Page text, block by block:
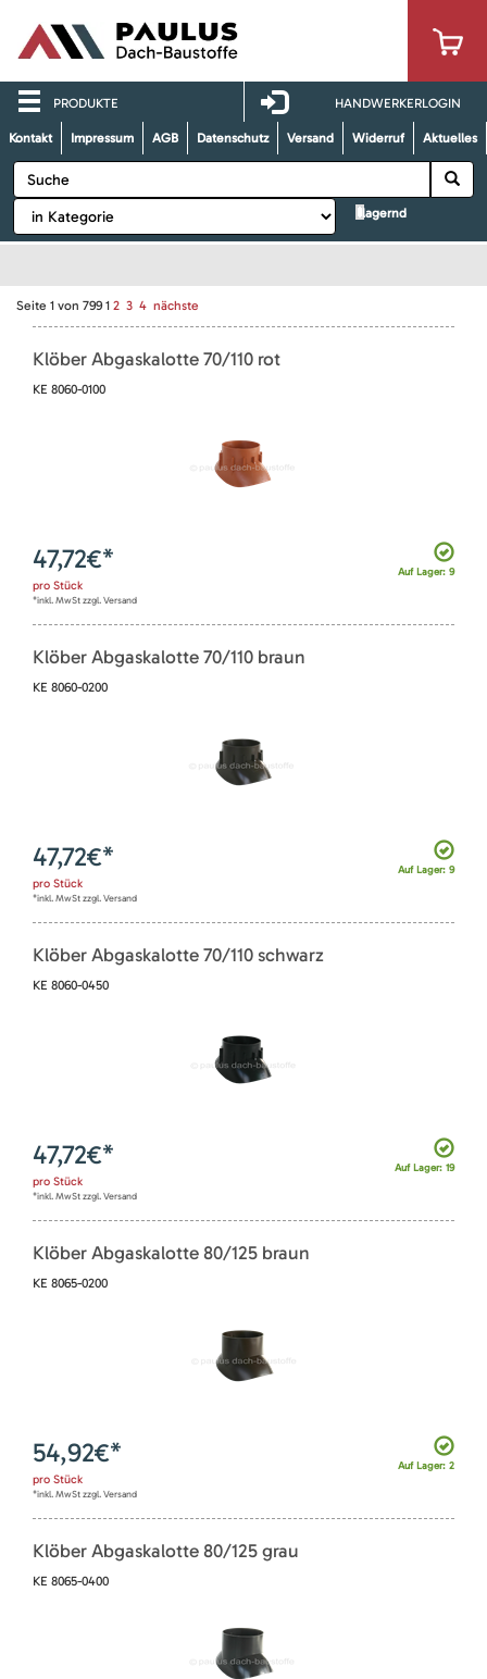
PRODUKTE HANDWERKERLOGIN
Kontakt Impressum AGB Datenschutz Versand Widerruf Aktuelles
lagernd
Seite 1 von 799 1 2 3 4 nächste
Klöber Abgaskalotte 70/110 rot
KE 8060-0100
Auf Lager: 9
47,72€*
pro Stück
*inkl. MwSt zzgl. Versand
Klöber Abgaskalotte 70/110 braun
KE 8060-0200
Auf Lager: 9
47,72€*
pro Stück
*inkl. MwSt zzgl. Versand
Klöber Abgaskalotte 70/110 schwarz
KE 8060-0450
Auf Lager: 19
47,72€*
pro Stück
*inkl. MwSt zzgl. Versand
Klöber Abgaskalotte 80/125 braun
KE 8065-0200
Auf Lager: 2
54,92€*
pro Stück
*inkl. MwSt zzgl. Versand
Klöber Abgaskalotte 80/125 grau
KE 8065-0400